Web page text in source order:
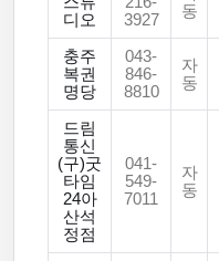
디오
3927
동
충주
복권
명당
043-
846-
8810
자
동
드림
통신
(구)굿
타임
24아
산석
정점
041-
549-
7011
자
동